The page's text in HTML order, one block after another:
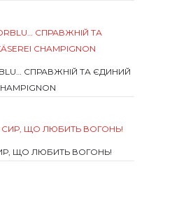
СПРАВЖНІЙ ТА ЄДИНИЙ
ЩО ЛЮБИТЬ ВОГОНЬ!